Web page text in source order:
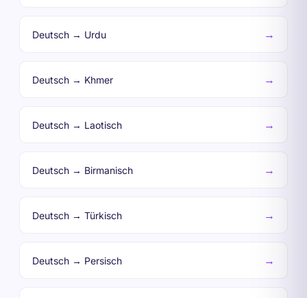
Deutsch → Urdu →
Deutsch → Khmer →
Deutsch → Laotisch →
Deutsch → Birmanisch →
Deutsch → Türkisch →
Deutsch → Persisch →